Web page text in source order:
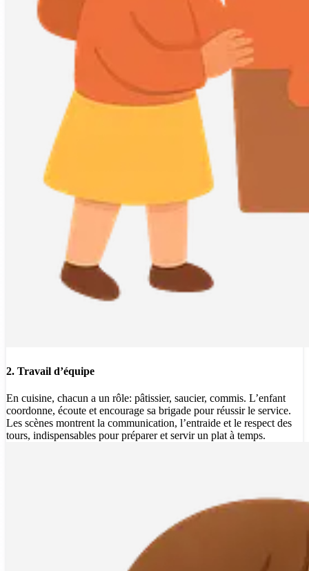
2. Travail d’équipe
En cuisine, chacun a un rôle: pâtissier, saucier, commis. L’enfant
coordonne, écoute et encourage sa brigade pour réussir le service.
Les scènes montrent la communication, l’entraide et le respect des
tours, indispensables pour préparer et servir un plat à temps.